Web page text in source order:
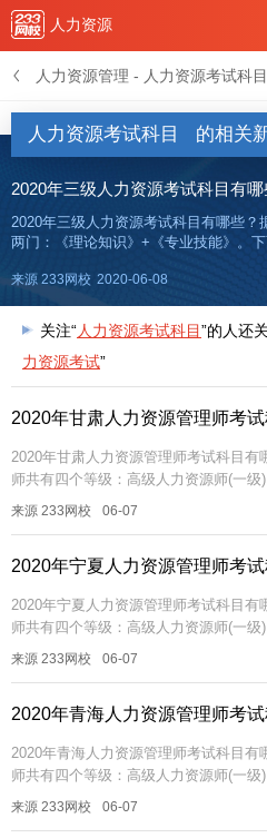
人力资源
人力资源管理 - 人力资源考试科目
人力资源考试科目 的相关
2020年三级人力资源考试科目有哪
2020年三级人力资源考试科目有哪些
两门：《理论知识》+《专业技能》。
2020年三级人力资源考试科目的内容
主要包括《职业道德》和《专业知识》。
来源 233网校 2020-06-08
关注“人力资源考试科目”的人还
力资源考试”
2020年甘肃人力资源管理师考试
2020年甘肃人力资源管理师考试科目有
师共有四个等级：高级人力资源师(一
力资源管理师(三级)、人力资源管理员(
来源 233网校 06-07
2020年宁夏人力资源管理师考试
2020年宁夏人力资源管理师考试科目有
师共有四个等级：高级人力资源师(一
力资源管理师(三级)、人力资源管理员(
来源 233网校 06-07
2020年青海人力资源管理师考试
2020年青海人力资源管理师考试科目有
师共有四个等级：高级人力资源师(一
力资源管理师(三级)、人力资源管理员(
来源 233网校 06-07